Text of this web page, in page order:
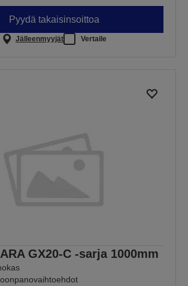
Pyydä takaisinsoittoa
Jälleenmyyjät Vertaile
GX20-C -sarja 1000mm